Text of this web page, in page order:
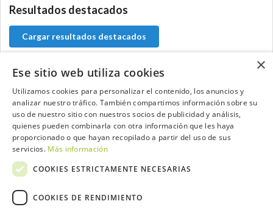
Resultados destacados
Cargar resultados destacados
Contacta con el equipo de NextCaddy
Opina Contacta
Trabaja con nosotros
×
Ese sitio web utiliza cookies
Utilizamos cookies para personalizar el contenido, los anuncios y
analizar nuestro tráfico. También compartimos información sobre su
uso de nuestro sitio con nuestros socios de publicidad y análisis,
quienes pueden combinarla con otra información que les haya
proporcionado o que hayan recopilado a partir del uso de sus
servicios. Más información
COOKIES ESTRICTAMENTE NECESARIAS
COOKIES DE RENDIMIENTO